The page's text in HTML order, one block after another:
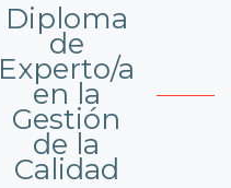
Diploma
de
Experto/a
en la
Gestión
de la
Calidad